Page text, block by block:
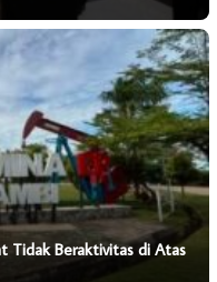
Tidak Beraktivitas di Atas